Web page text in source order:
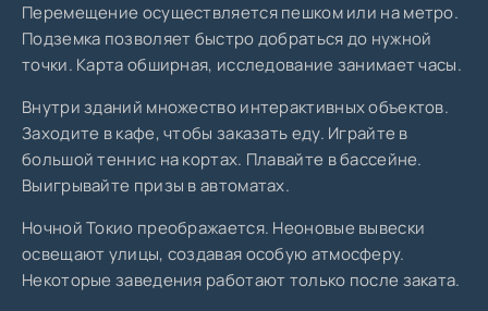
Перемещение осуществляется пешком или на метро.
Подземка позволяет быстро добраться до нужной
точки. Карта обширная, исследование занимает часы.
Внутри зданий множество интерактивных объектов.
Заходите в кафе, чтобы заказать еду. Играйте в
большой теннис на кортах. Плавайте в бассейне.
Выигрывайте призы в автоматах.
Ночной Токио преображается. Неоновые вывески
освещают улицы, создавая особую атмосферу.
Некоторые заведения работают только после заката.